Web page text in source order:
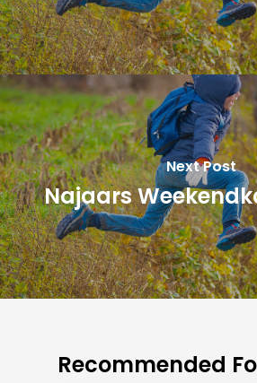
Next Post
Najaars
Recommended